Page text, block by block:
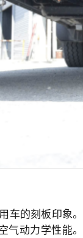
车的刻板印象。
气动力学性能。